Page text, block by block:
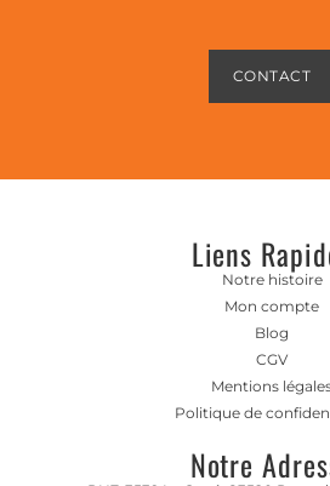
CONTACT
Liens
Notre histoire
Mon compte
Blog
CGV
Mentions
Politique de
Notre